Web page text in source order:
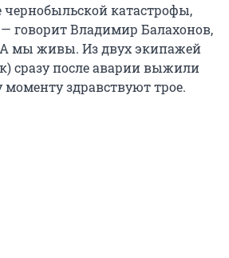
катастрофы,
— говорит Владимир Балахонов,
мы живы. Из двух экипажей
сразу после аварии выжили
моменту здравствуют трое.